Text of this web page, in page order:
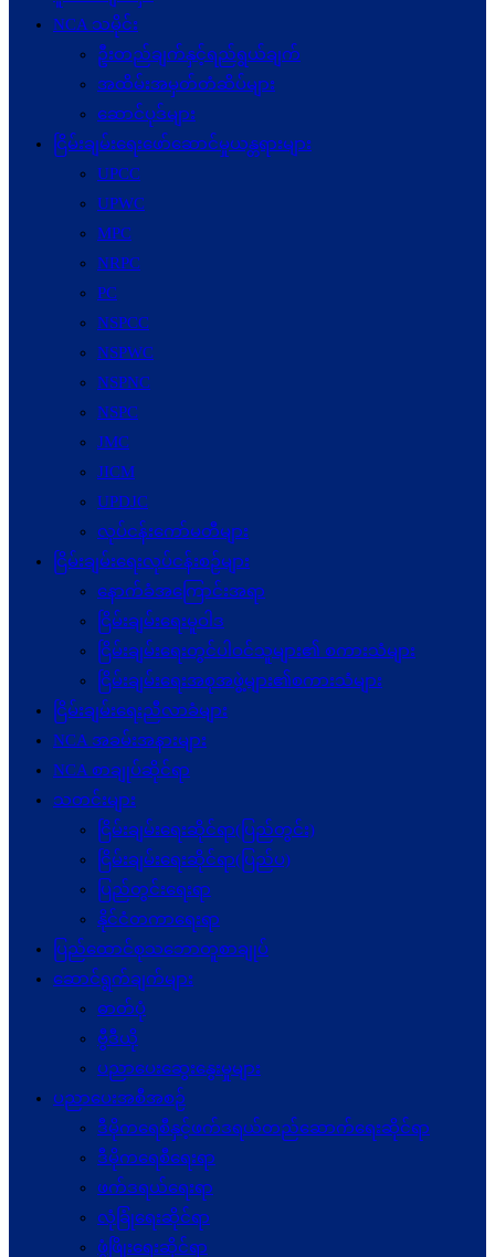
NCA သမိုင်း
ဦးတည်ချက်နှင့်ရည်ရွယ်ချက်
အထိမ်းအမှတ်တံဆိပ်များ
ဆောင်ပုဒ်များ
ငြိမ်းချမ်းရေးဖော်‌ဆောင်မှုယန္တရားများ
UPCC
UPWC
MPC
NRPC
PC
NSPCC
NSPWC
NSPNC
NSPC
JMC
JICM
UPDJC
လုပ်ငန်းကော်မတီများ
ငြိမ်းချမ်းရေးလုပ်ငန်းစဉ်များ
နောက်ခံအကြောင်းအရာ
ငြိမ်းချမ်းရေးမူဝါဒ
ငြိမ်းချမ်းရေးတွင်ပါဝင်သူများ၏ စကားသံများ
ငြိမ်းချမ်းရေးအစုအဖွဲ့များ၏စကားသံများ
ငြိမ်းချမ်းရေးညီလာခံများ
NCA အခမ်းအနားများ
NCA စာချုပ်ဆိုင်ရာ
သတင်းများ
ငြိမ်းချမ်းရေးဆိုင်ရာ(ပြည်တွင်း)
ငြိမ်းချမ်းရေးဆိုင်ရာ(ပြည်ပ)
ပြည်တွင်းရေးရာ
နိုင်ငံတကာရေးရာ
ပြည်ထောင်စုသဘောတူစာချုပ်
ဆောင်ရွက်ချက်များ
ဓာတ်ပုံ
ဗွီဒီယို
ပညာပေးဆွေးနွေးမှုများ
ပညာပေးအစီအစဉ်
ဒီမိုကရေစီနှင့်ဖက်ဒရယ်တည်ဆောက်ရေးဆိုင်ရာ
ဒီမိုကရေစီရေးရာ
ဖက်ဒရယ်ရေးရာ
လုံခြုံရေးဆိုင်ရာ
ဖွံဖြိုးရေးဆိုင်ရာ